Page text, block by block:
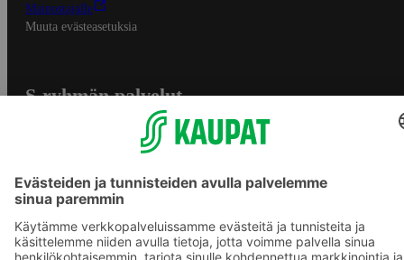
Mainostajalle
Muuta evästeasetuksia
S-ryhmän palvelut
Yhteishyvä Ruoka -sovellus
S-ostoslista -sovellus
Prisma.fi
Sokos.fi